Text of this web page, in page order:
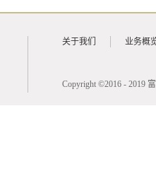
关于我们 业务概
Copyright ©2016 - 2019